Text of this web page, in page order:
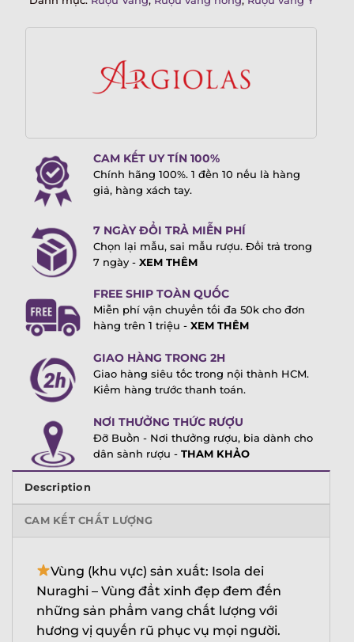
CAM KẾT UY TÍN 100%
Chính hãng 100%. 1 đền 10 nếu là hàng
giả, hàng xách tay.
7 NGÀY ĐỔI TRẢ MIỄN PHÍ
Chọn lại mẫu, sai mẫu rượu. Đổi trả trong
7 ngày - XEM THÊM
FREE SHIP TOÀN QUỐC
Miễn phí vận chuyển tối đa 50k cho đơn
hàng trên 1 triệu - XEM THÊM
GIAO HÀNG TRONG 2H
Giao hàng siêu tốc trong nội thành HCM.
Kiểm hàng trước thanh toán.
NƠI THƯỞNG THỨC RƯỢU
Đỡ Buồn - Nơi thưởng rượu, bia dành cho
dân sành rượu - THAM KHẢO
Description
CAM KẾT CHẤT LƯỢNG
Vùng (khu vực) sản xuất: Isola dei
Nuraghi – Vùng đẩt xinh đẹp đem đến
những sản phẩm vang chất lượng với
hương vị quyến rũ phục vụ mọi người.